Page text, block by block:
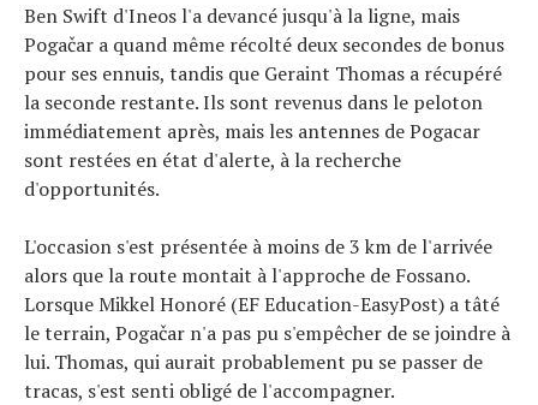
Ben Swift d'Ineos l'a devancé jusqu'à la ligne, mais
Pogačar a quand même récolté deux secondes de bonus
pour ses ennuis, tandis que Geraint Thomas a récupéré
la seconde restante. Ils sont revenus dans le peloton
immédiatement après, mais les antennes de Pogacar
sont restées en état d'alerte, à la recherche
d'opportunités.
L'occasion s'est présentée à moins de 3 km de l'arrivée
alors que la route montait à l'approche de Fossano.
Lorsque Mikkel Honoré (EF Education-EasyPost) a tâté
le terrain, Pogačar n'a pas pu s'empêcher de se joindre à
lui. Thomas, qui aurait probablement pu se passer de
tracas, s'est senti obligé de l'accompagner.